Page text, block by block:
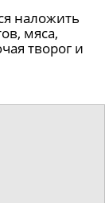
наложить
мяса,
творог и